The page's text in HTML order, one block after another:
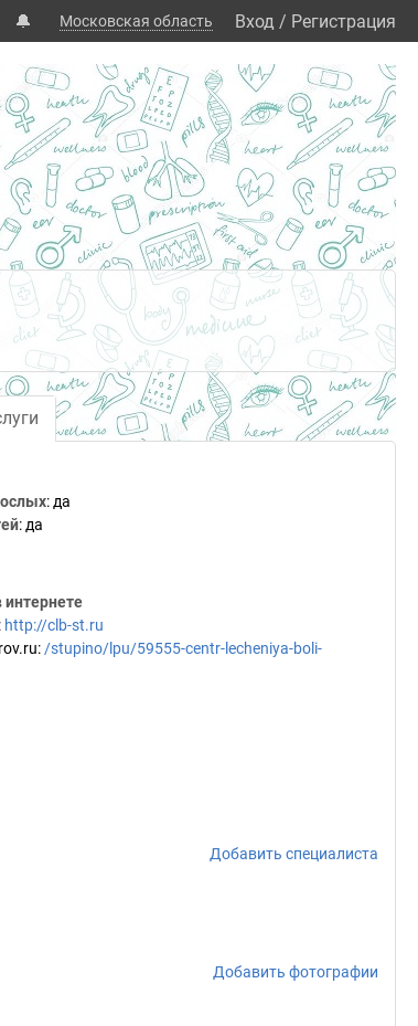
🔔 Московская область Вход / Регистрация
: да
: да
: http://clb-st.ru
: /stupino/lpu/59555-centr-lecheniya-boli-
Добавить специалиста
Добавить фотографии